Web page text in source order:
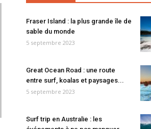
Fraser Island : la plus grande île de
sable du monde
5 septembre 2023
Great Ocean Road : une route
entre surf, koalas et paysages...
5 septembre 2023
Surf trip en Australie : les